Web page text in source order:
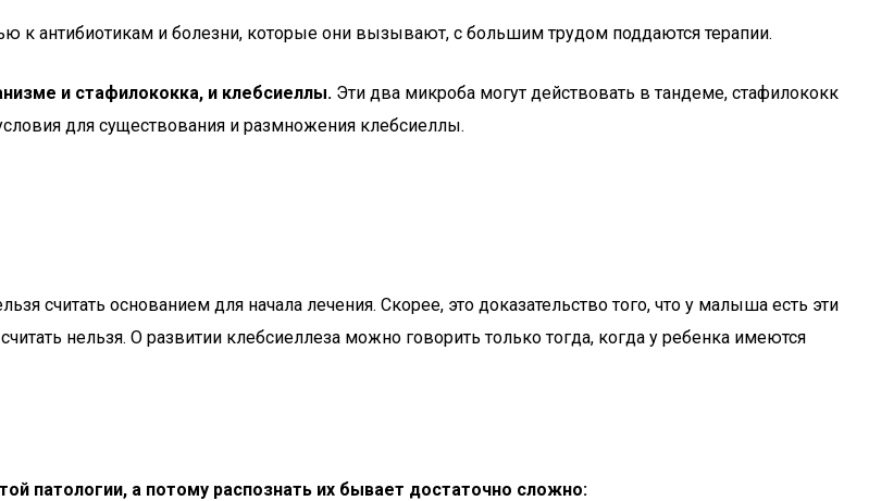
к антибиотикам и болезни, которые они вызывают, с большим трудом поддаются терапии.
и стафилококка, и клебсиеллы. Эти два микроба могут действовать в тандеме, стафилококк
для существования и размножения клебсиеллы.
считать основанием для начала лечения. Скорее, это доказательство того, что у малыша есть эти
нельзя. О развитии клебсиеллеза можно говорить только тогда, когда у ребенка имеются
патологии, а потому распознать их бывает достаточно сложно: